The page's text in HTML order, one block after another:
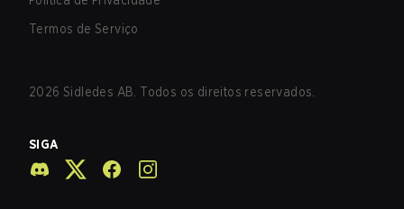
Termos de Serviço
2026 Sidledes AB. Todos os direitos reservados.
SIGA